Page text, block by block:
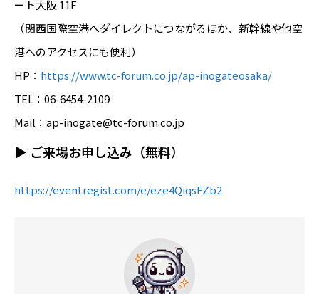
ート大阪 11F
（関西国際空港へダイレクトにつながるほか、新幹線や他空
港へのアクセスにも便利）
HP： https://www.tc-forum.co.jp/ap-inogateosaka/
TEL：06-6454-2109
Mail：ap-inogate@tc-forum.co.jp
▶ ご来場お申し込み（無料）
https://eventregist.com/e/eze4QiqsFZb2